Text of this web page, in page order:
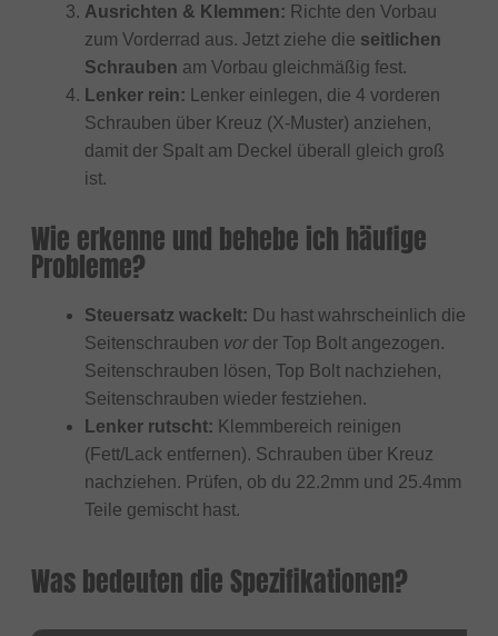
Ausrichten & Klemmen: Richte den Vorbau
zum Vorderrad aus. Jetzt ziehe die seitlichen
Schrauben am Vorbau gleichmäßig fest.
Lenker rein: Lenker einlegen, die 4 vorderen
Schrauben über Kreuz (X-Muster) anziehen,
damit der Spalt am Deckel überall gleich groß
ist.
Wie erkenne und behebe ich häufige
Probleme?
Steuersatz wackelt: Du hast wahrscheinlich die
Seitenschrauben vorder Top Bolt angezogen.
Seitenschrauben lösen, Top Bolt nachziehen,
Seitenschrauben wieder festziehen.
Lenker rutscht: Klemmbereich reinigen
(Fett/Lack entfernen). Schrauben über Kreuz
nachziehen. Prüfen, ob du 22.2mm und 25.4mm
Teile gemischt hast.
Was bedeuten die Spezifikationen?